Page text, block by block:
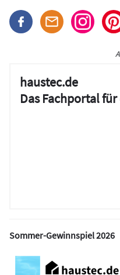
haustec.de
Das Fachportal
Sommer-Gewinnspiel 2026